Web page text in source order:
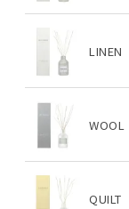
LINEN
WOOL
QUILT